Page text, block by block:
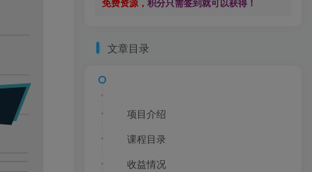
免费资源， 积分只需签到就可以获得！
文章目录
项目介绍
课程目录
收益情况